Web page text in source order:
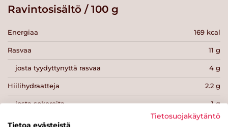
Ravintosisältö / 100 g
Energiaa 169 kcal
Rasvaa 11 g
josta tyydyttynyttä rasvaa 4 g
Hiilihydraatteja 2.2 g
josta sokereita 1 g
Kuitua g
Tietosuojakäytäntö
Tietoa evästeistä